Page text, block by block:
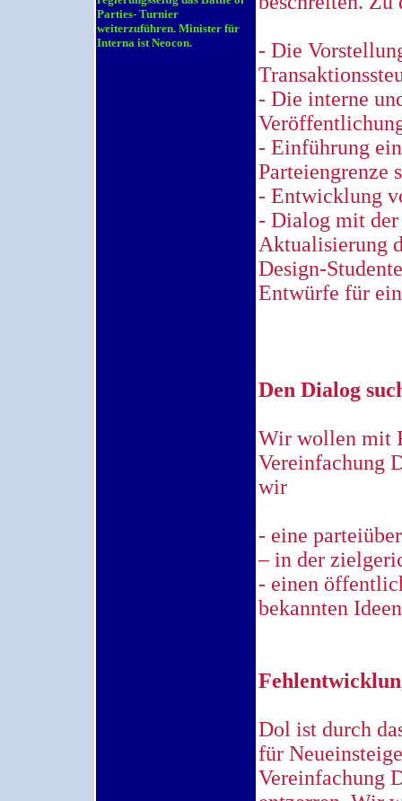
Parties- Turnier
weiterzuführen. Minister für
Interna ist Neocon.
- Die
- Die interne
- Einführung
Parteiengrenze
- Entwicklung
- Dialog mit der
Aktualisierung
Design-
Entwürfe für
Den Dialog
Wir wollen mit
Vereinfachung
wir
- eine
– in der
- einen
bekannten
Dol ist durch
für
Vereinfachung